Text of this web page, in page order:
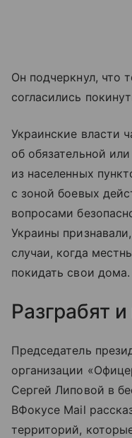
Он подчеркнул, что
согласились
Украинские власти
об обязательной
из населенных
с зоной боевых
вопросами
Украины
случаи, когда
покидать свои дома.
Разграбят
Председатель
организации
Сергей Липовой в
ВФокусе Mail
территорий,